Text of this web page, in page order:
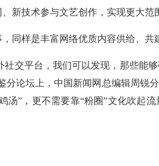
新技术参与文艺创作，实现更大范
同样是丰富网络优质内容供给、共
社交平台，我们可以发现，那些
分论坛上，中国新闻网总编辑周锐
汤”，更不需要靠“粉圈”文化吹起